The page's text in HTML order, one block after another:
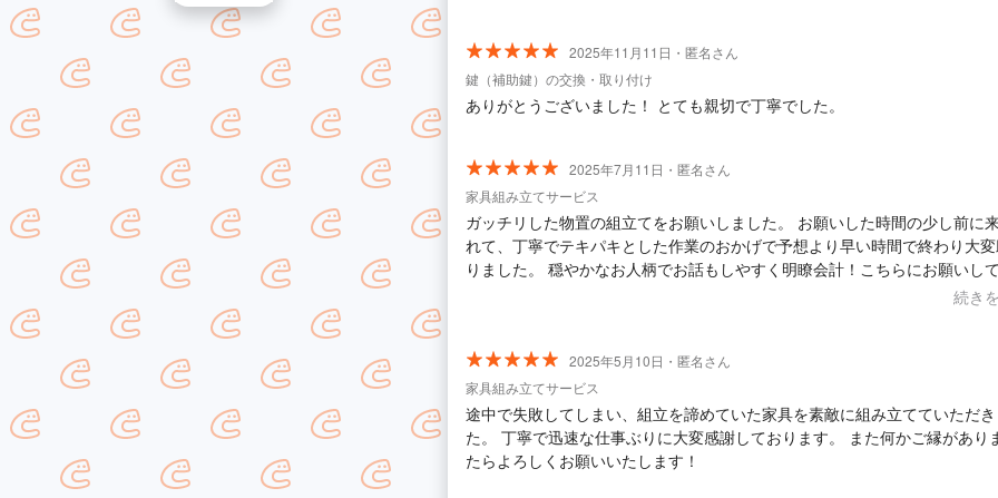
2025年11月11日・匿名さん
鍵（補助鍵）の交換・取り付け
ありがとうございました！ とても親切で丁寧でした。
2025年7月11日・匿名さん
家具組み立てサービス
ガッチリした物置の組立てをお願いしました。 お願いした時間の少し前に
れて、丁寧でテキパキとした作業のおかげで予想より早い時間で終わり大
りました。 穏やかなお人柄でお話もしやすく明瞭会計！こちらにお願いし
によかったです。梱包材を持って帰っていただき重ねてありがとうござい
続き
2025年5月10日・匿名さん
家具組み立てサービス
途中で失敗してしまい、組立を諦めていた家具を素敵に組み立てていただ
た。 丁寧で迅速な仕事ぶりに大変感謝しております。 また何かご縁があり
たらよろしくお願いいたします！